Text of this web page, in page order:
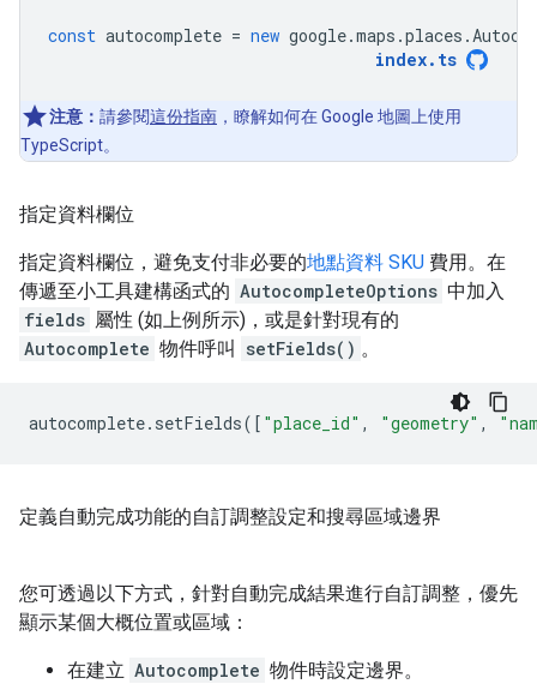
const autocomplete = new google.maps .places .
index. ts
注意： 請參閱這份指南 ，瞭解如何在 Google 地圖上使用
TypeScript。
指定資料欄位
指定資料欄位，避免支付非必要的地點資料 SKU 費用。在
傳遞至小工具建構函式的 AutocompleteOptions 中加入
fields 屬性 (如上例所示)，或是針對現有的
Autocomplete 物件呼叫 setFields() 。
autocomplete. setFields([ "place_id" , "geometry" ,
定義自動完成功能的自訂調整設定和搜尋區域邊界
您可透過以下方式，針對自動完成結果進行自訂調整，優先
顯示某個大概位置或區域：
在建立 Autocomplete 物件時設定邊界。